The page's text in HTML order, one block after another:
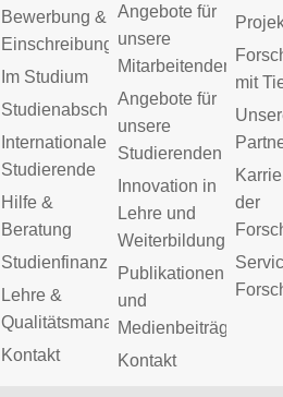
Bewerbung &
Einschreibung
Im Studium
Studienabschluss
Internationale
Studierende
Hilfe &
Beratung
Studienfinanzierung
Lehre &
Qualitätsmanagement
Kontakt
Angebote für
unsere
Mitarbeitenden
Angebote für
unsere
Studierenden
Innovation in
Lehre und
Weiterbildung
Publikationen
und
Medienbeiträge
Kontakt
mit
der